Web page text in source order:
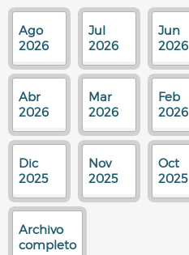
Ago
2026
Jul
2026
Jun
2026
Abr
2026
Mar
2026
Feb
2026
Dic
2025
Nov
2025
Oct
2025
Archivo
completo